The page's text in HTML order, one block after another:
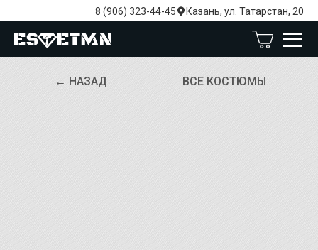
8 (906) 323-44-45 Казань, ул. Татарстан, 20
ВСЕ КОСТЮМЫ
← НАЗАД